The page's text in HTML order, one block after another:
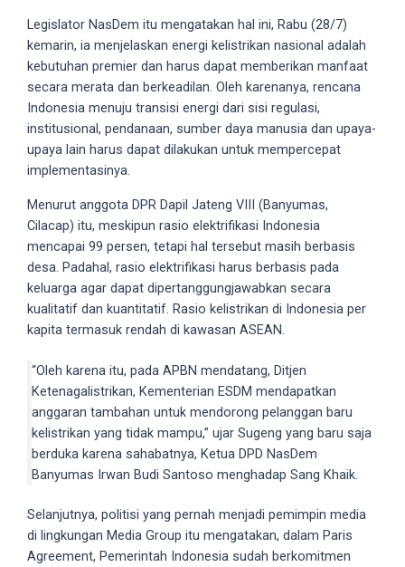
processed
working
You
can
also
use
embed
code
share
porn
videos
other
websites.
18Tube.tv
Legislator NasDem itu mengatakan hal ini, Rabu (28/7)
kemarin, ia menjelaskan energi kelistrikan nasional adalah
kebutuhan premier dan harus dapat memberikan manfaat
secara merata dan berkeadilan. Oleh karenanya, rencana
Indonesia menuju transisi energi dari sisi regulasi,
institusional, pendanaan, sumber daya manusia dan upaya-
upaya lain harus dapat dilakukan untuk mempercepat
implementasinya.
Menurut anggota DPR Dapil Jateng VIII (Banyumas,
Cilacap) itu, meskipun rasio elektrifikasi Indonesia
mencapai 99 persen, tetapi hal tersebut masih berbasis
desa. Padahal, rasio elektrifikasi harus berbasis pada
keluarga agar dapat dipertanggungjawabkan secara
kualitatif dan kuantitatif. Rasio kelistrikan di Indonesia per
kapita termasuk rendah di kawasan ASEAN.
“Oleh karena itu, pada APBN mendatang, Ditjen
Ketenagalistrikan, Kementerian ESDM mendapatkan
anggaran tambahan untuk mendorong pelanggan baru
kelistrikan yang tidak mampu,” ujar Sugeng yang baru saja
berduka karena sahabatnya, Ketua DPD NasDem
Banyumas Irwan Budi Santoso menghadap Sang Khaik.
Selanjutnya, politisi yang pernah menjadi pemimpin media
di lingkungan Media Group itu mengatakan, dalam Paris
Agreement, Pemerintah Indonesia sudah berkomitmen